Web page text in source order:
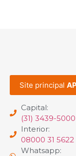
Site principal
Capital:
(31) 3439-5000
Interior:
08000 31 5622
Whatsapp: